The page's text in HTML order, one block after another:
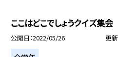
ここはどこでしょうクイズ集会
公開日 2022/05/26 更